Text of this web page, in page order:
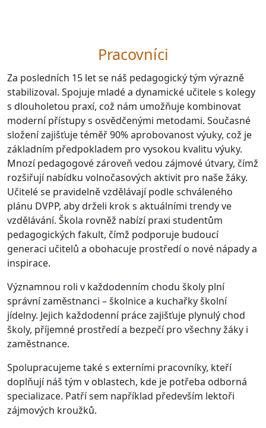
Pracovníci
Za posledních 15 let se náš pedagogický tým výrazně
stabilizoval. Spojuje mladé a dynamické učitele s kolegy
s dlouholetou praxí, což nám umožňuje kombinovat
moderní přístupy s osvědčenými metodami. Současné
složení zajišťuje téměř 90% aprobovanost výuky, což je
základním předpokladem pro vysokou kvalitu výuky.
Mnozí pedagogové zároveň vedou zájmové útvary, čímž
rozšiřují nabídku volnočasových aktivit pro naše žáky.
Učitelé se pravidelně vzdělávají podle schváleného
plánu DVPP, aby drželi krok s aktuálními trendy ve
vzdělávání. Škola rovněž nabízí praxi studentům
pedagogických fakult, čímž podporuje budoucí
generaci učitelů a obohacuje prostředí o nové nápady a
inspirace.
Významnou roli v každodenním chodu školy plní
správní zaměstnanci – školnice a kuchařky školní
jídelny. Jejich každodenní práce zajišťuje plynulý chod
školy, příjemné prostředí a bezpečí pro všechny žáky i
zaměstnance.
Spolupracujeme také s externími pracovníky, kteří
doplňují náš tým v oblastech, kde je potřeba odborná
specializace. Patří sem například především lektoři
zájmových kroužků.